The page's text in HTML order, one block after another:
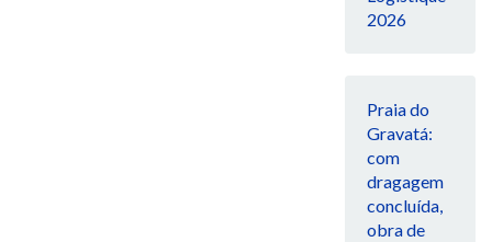
2026
Praia do
Gravatá:
com
dragagem
concluída,
obra de